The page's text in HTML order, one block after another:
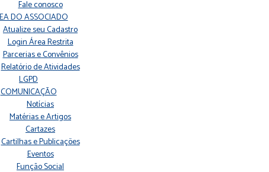
Fale conosco
DO ASSOCIADO
Atualize seu Cadastro
Login Área Restrita
Parcerias e Convênios
Relatório de Atividades
LGPD
COMUNICAÇÃO
Notícias
Matérias e Artigos
Cartazes
Cartilhas e Publicações
Eventos
Função Social